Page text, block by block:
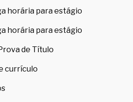
horária para estágio
horária para estágio
de Título
currículo